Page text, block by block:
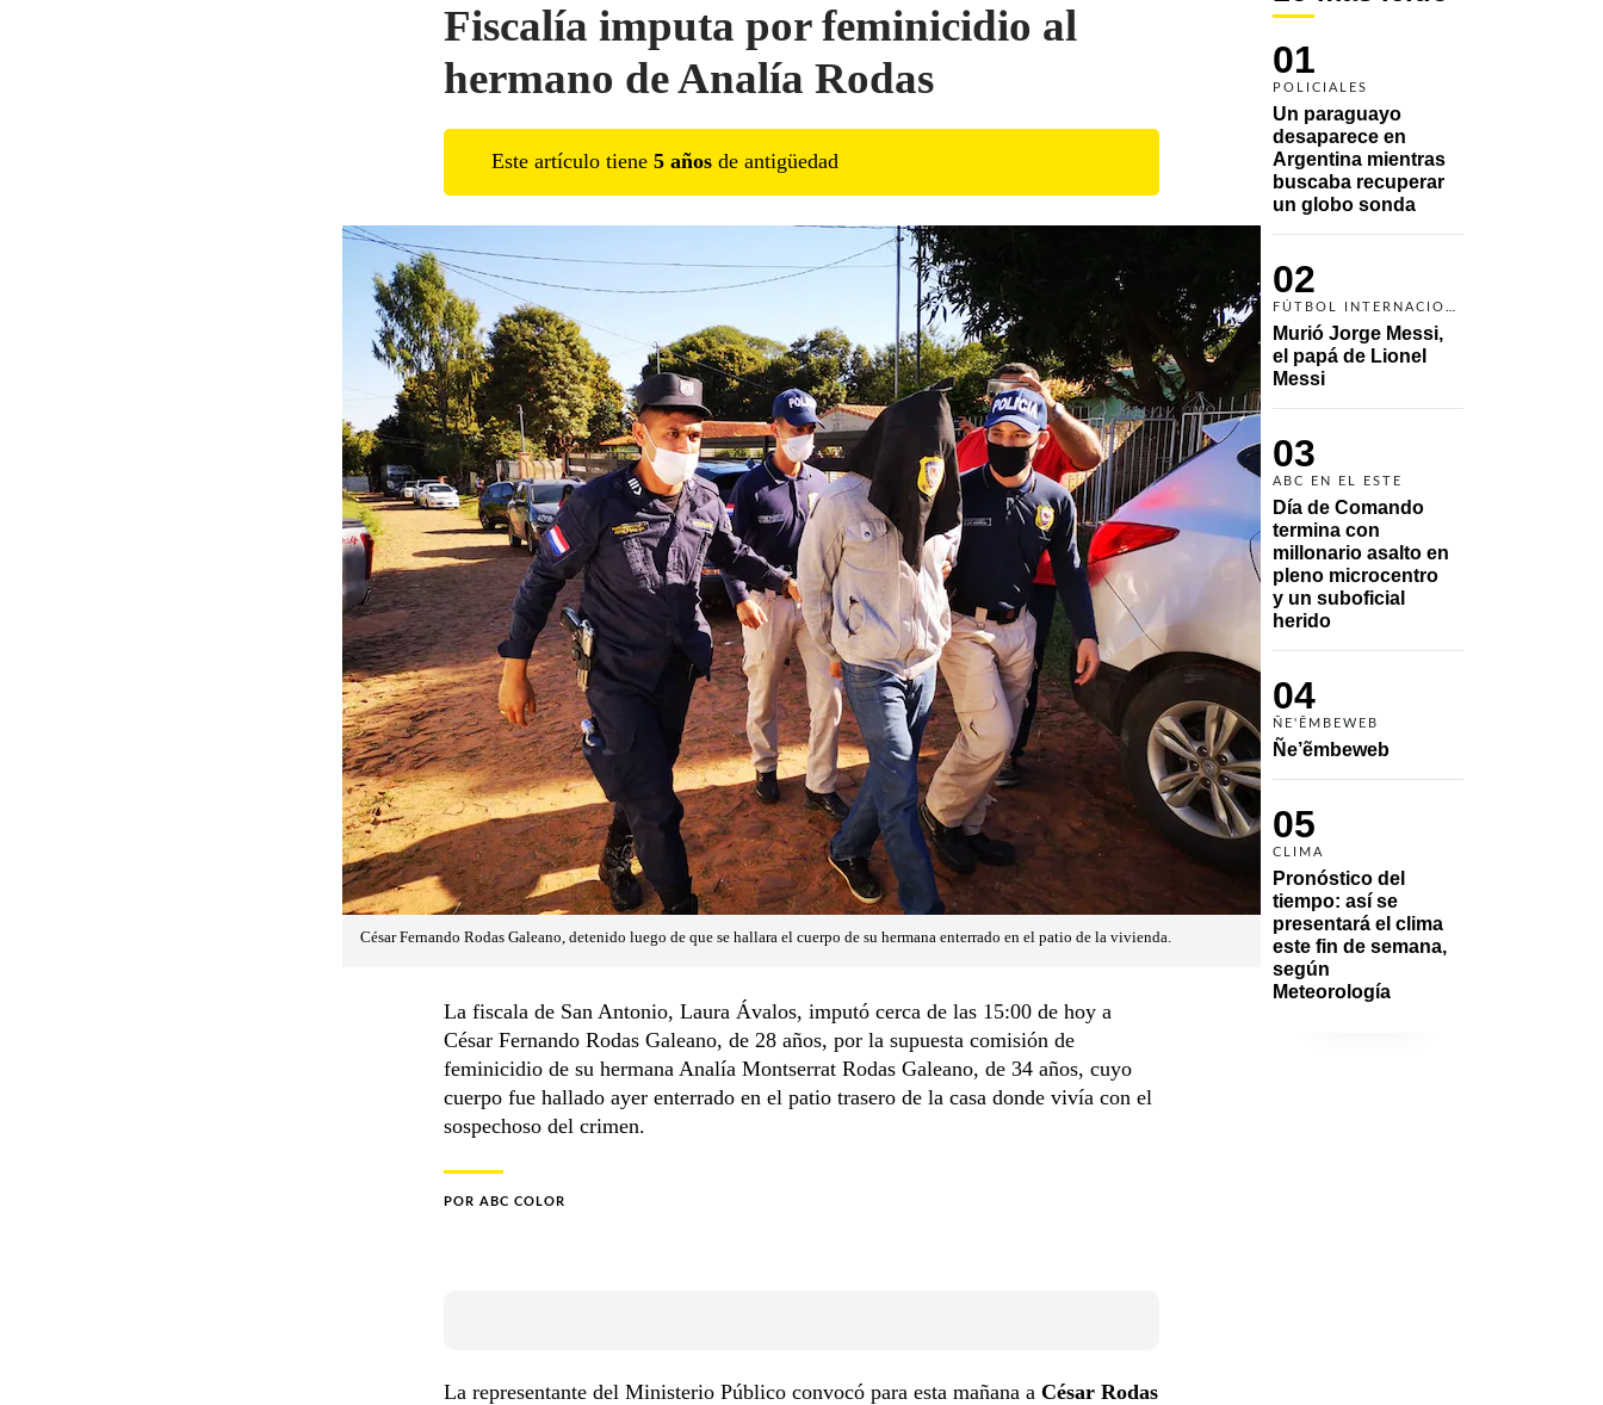
01
POLICIALES
Un paraguayo
desaparece en
Argentina mientras
buscaba recuperar
un globo sonda
02
Murió Jorge Messi,
el papá de Lionel
Messi
03
ABC EN EL ESTE
Día de Comando
termina con
millonario asalto en
pleno microcentro
y un suboficial
herido
04
ÑE'ẼMBEWEB
Ñe’ẽmbeweb
05
CLIMA
Pronóstico del
tiempo: así se
presentará el clima
este fin de semana,
según
Meteorología
Fiscalía imputa por feminicidio al
hermano de Analía Rodas
Este artículo tiene 5 años de antigüedad
César Fernando Rodas Galeano, detenido luego de que se hallara el cuerpo de su hermana enterrado en el patio de la vivienda.
La fiscala de San Antonio, Laura Ávalos, imputó cerca de las 15:00 de hoy a
César Fernando Rodas Galeano, de 28 años, por la supuesta comisión de
feminicidio de su hermana Analía Montserrat Rodas Galeano, de 34 años, cuyo
cuerpo fue hallado ayer enterrado en el patio trasero de la casa donde vivía con el
sospechoso del crimen.
POR ABC COLOR
La representante del Ministerio Público convocó para esta mañana a César Rodas